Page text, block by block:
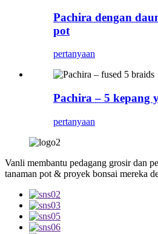
Pachira dengan
pot
pertanyaan
Pachira – 5 kepang
pertanyaan
Vanli membantu pedagang grosir dan
tanaman pot & proyek bonsai mereka